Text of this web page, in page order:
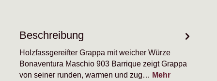
Beschreibung
Holzfassgereifter Grappa mit weicher Würze
Bonaventura Maschio 903 Barrique zeigt Grappa
von seiner runden, warmen und zug… Mehr